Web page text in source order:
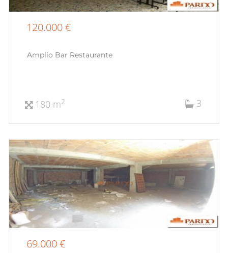
120.000 €
Amplio Bar Restaurante
180 m2 3
69.000 €